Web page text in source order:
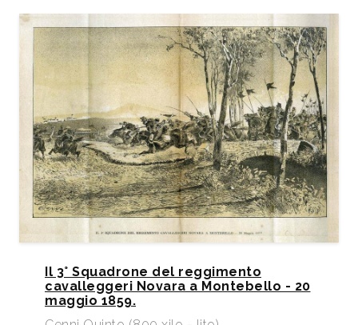
Il 3° Squadrone del reggimento
cavalleggeri Novara a Montebello - 20
maggio 1859.